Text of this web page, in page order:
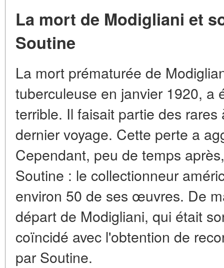
La mort de Modigliani et
Soutine
La mort prématurée de
tuberculeuse en janvier 1920, a
terrible. Il faisait partie des
dernier voyage. Cette perte a
Cependant, peu de temps
Soutine : le collectionneur
environ 50 de ses œuvres. De
départ de Modigliani, qui était
coïncidé avec l'obtention de
par Soutine.